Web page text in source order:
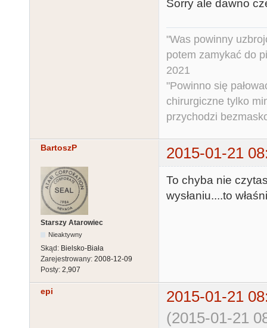
Sorry ale dawno
"Was powinny
potem zamykać do
2021
"Powinno się
chirurgiczne tylko
przychodzi
BartoszP 2015-01-21
Starszy Atarowiec
Nieaktywny
Skąd: Bielsko-Biała
Zarejestrowany: 2008-12-09
Posty: 2,907
To chyba nie
wysłaniu....to
epi
2015-01-21
(2015-01-21